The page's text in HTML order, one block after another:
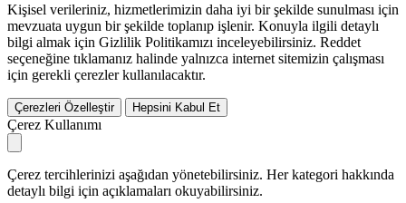
Kişisel verileriniz, hizmetlerimizin daha iyi bir şekilde sunulması için
mevzuata uygun bir şekilde toplanıp işlenir. Konuyla ilgili detaylı
bilgi almak için Gizlilik Politikamızı inceleyebilirsiniz. Reddet
seçeneğine tıklamanız halinde yalnızca internet sitemizin çalışması
için gerekli çerezler kullanılacaktır.
Çerezleri Özelleştir Hepsini Kabul Et
Çerez Kullanımı
Çerez tercihlerinizi aşağıdan yönetebilirsiniz. Her kategori hakkında
detaylı bilgi için açıklamaları okuyabilirsiniz.